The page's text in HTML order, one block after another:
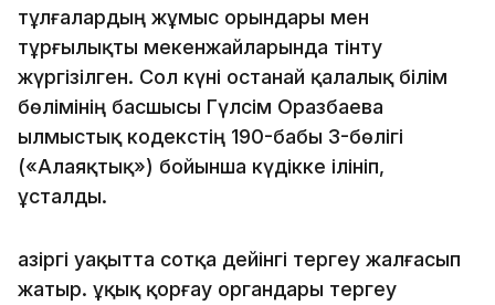
тұлғалардың жұмыс орындары мен
тұрғылықты мекенжайларында тінту
жүргізілген. Сол күні Қостанай қалалық білім
бөлімінің басшысы Гүлсім Оразбаева
Қылмыстық кодекстің 190-бабы 3-бөлігі
(«Алаяқтық») бойынша күдікке ілініп,
ұсталды.
Қазіргі уақытта сотқа дейінгі тергеу жалғасып
жатыр. Құқық қорғау органдары тергеу